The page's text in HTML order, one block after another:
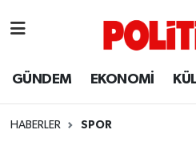
GÜNDEM EKONOMİ
HABERLER SPOR
Ayvalık
Balıkesir Hava Durumu